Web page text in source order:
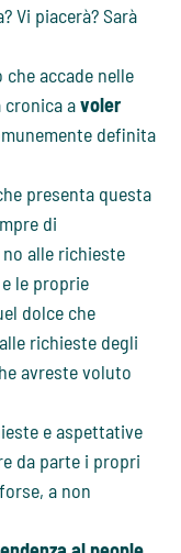
Vi piacerà? Sarà
accade nelle
cronica avoler
definita
presenta questa
di
alle richieste
le proprie
dolce che
richieste degli
avreste voluto
e aspettative
da parte i propri
a non